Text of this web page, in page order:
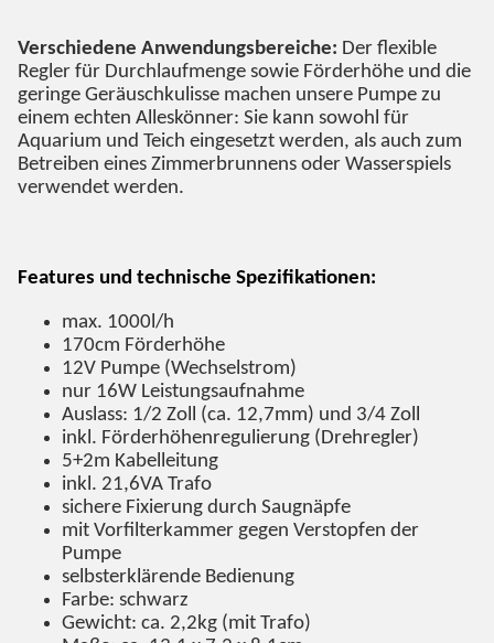
Verschiedene Anwendungsbereiche: Der flexible
Regler für Durchlaufmenge sowie Förderhöhe und die
geringe Geräuschkulisse machen unsere Pumpe zu
einem echten Alleskönner: Sie kann sowohl für
Aquarium und Teich eingesetzt werden, als auch zum
Betreiben eines Zimmerbrunnens oder Wasserspiels
verwendet werden.
Features und technische Spezifikationen:
max. 1000l/h
170cm Förderhöhe
12V Pumpe (Wechselstrom)
nur 16W Leistungsaufnahme
Auslass: 1/2 Zoll (ca. 12,7mm) und 3/4 Zoll
inkl. Förderhöhenregulierung (Drehregler)
5+2m Kabelleitung
inkl. 21,6VA Trafo
sichere Fixierung durch Saugnäpfe
mit Vorfilterkammer gegen Verstopfen der
Pumpe
selbsterklärende Bedienung
Farbe: schwarz
Gewicht: ca. 2,2kg (mit Trafo)